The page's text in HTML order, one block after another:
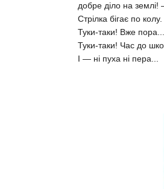
добре діло на землі!
Стрілка бігає по колу.
Туки-таки! Вже пора...
Туки-таки! Час до
І — ні пуха ні пера...